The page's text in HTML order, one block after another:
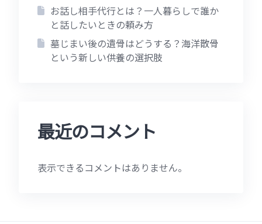
お話し相手代行とは？一人暮らしで誰か
と話したいときの頼み方
墓じまい後の遺骨はどうする？海洋散骨
という新しい供養の選択肢
最近のコメント
表示できるコメントはありません。